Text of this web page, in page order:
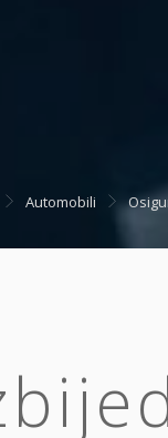
Automobili